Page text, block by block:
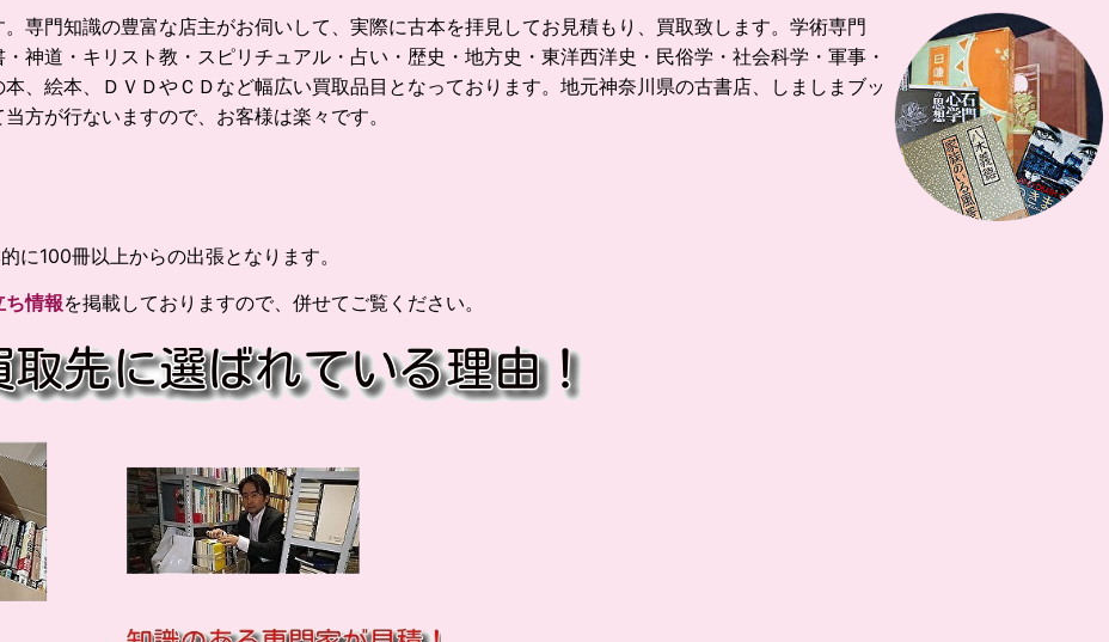
専門知識の豊富な店主がお伺いして、実際に古本を拝見してお見積もり、買取致します。 学術専門
神道・キリスト教・スピリチュアル・占い・歴史・地方史・東洋西洋史・民俗学・社会科学・軍事・
、絵本、ＤＶＤやＣＤなど幅広い買取品目となっております。 地元神奈川県の古書店、しましまブッ
方が行ないますので、お客様は楽々です。
に100冊以上からの出張となります。
ち情報を掲載しておりますので、併せてご覧ください。